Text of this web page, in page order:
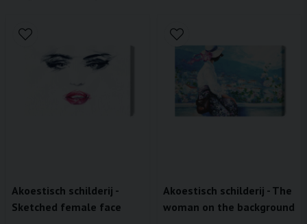
Akoestisch schilderij -
Sketched female face
Akoestisch schilderij - The
woman on the background